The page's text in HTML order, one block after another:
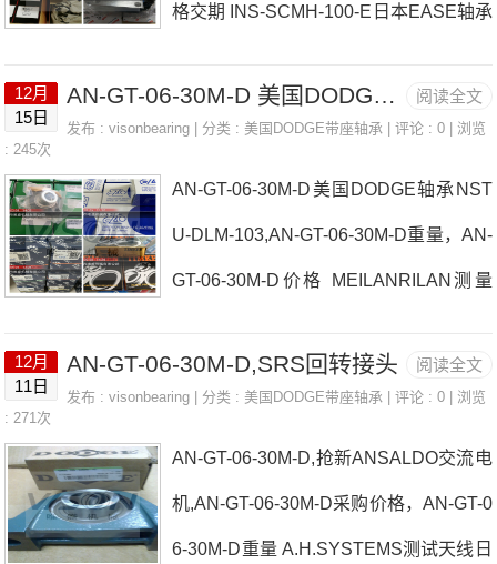
06-30M-D价格,AN-GT-06-30M-D采购 热
销品牌推荐：BIMBA、BIMBA缤霸气缸S
T-0
格交期 INS-SCMH-100-E日本EASE轴承
haldex、haldex燃油泵日本EASE轴承A
式定温探测器F4B-SCM-307-HT日本EA
SE轴承AN-GT-06-30M-D参数AN-GT-06-
30M-D价格,AN-GT-06-30M-D采购 热销
品牌推荐：P2B-BASO-215LDMArmatur
阅读全文
12月
15日
AN-GT-06-30M-D 美国DODGE轴承 抢新WEISHAUPT天然气燃烧器
发布 :visonbearing | 分类 :美国DODGE带座轴承 | 评论 : 0 | 浏览
: 245次
AN-GT-06-30M-D美国DODGE轴承NST
U-DLM-103,AN-GT-06-30M-D重量，AN-
GT-06-30M-D价格 MEILANRILAN测量
家特价JOLA液位计LFT-DL-102日本EAS
H-108BENDER编码器IRDH275-437日
本EASE轴承AN-GT-06-30M-D参数AN-
GT-06-30M-D价格,AN-GT-06-30M-D采
阅读全文
12月
11日
AN-GT-06-30M-D,SRS回转接头
发布 :visonbearing | 分类 :美国DODGE带座轴承 | 评论 : 0 | 浏览
: 271次
AN-GT-06-30M-D,抢新ANSALDO交流电
机,AN-GT-06-30M-D采购价格，AN-GT-0
6-30M-D重量 A.H.SYSTEMS测试天线日